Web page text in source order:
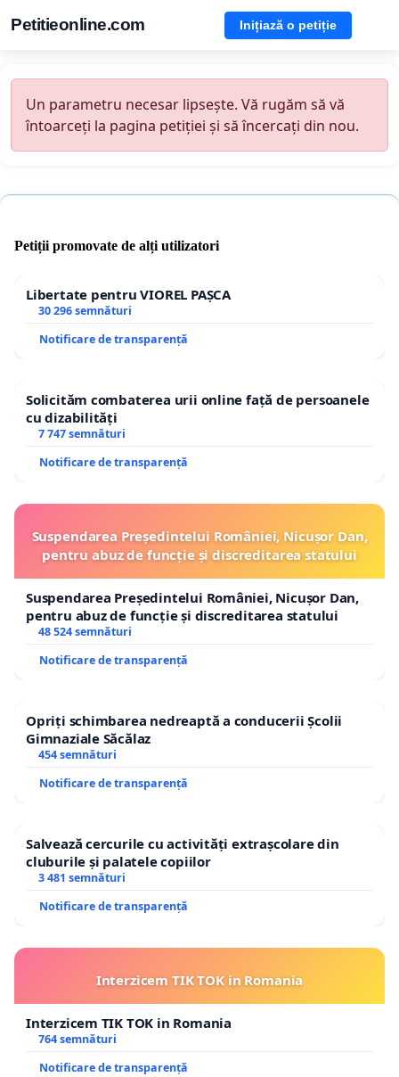
Petitieonline.com Inițiază o petiție
Un parametru necesar lipsește. Vă rugăm să vă
întoarceți la pagina petiției și să încercați din nou.
Petiții promovate de alți utilizatori
Libertate pentru VIOREL PAȘCA
30 296 semnături
Notificare de transparență
Solicităm combaterea urii online față de persoanele
cu dizabilități
7 747 semnături
Notificare de transparență
Suspendarea Președintelui României, Nicușor Dan,
pentru abuz de funcție și discreditarea statului
Suspendarea Președintelui României, Nicușor Dan,
pentru abuz de funcție și discreditarea statului
48 524 semnături
Notificare de transparență
Opriți schimbarea nedreaptă a conducerii Școlii
Gimnaziale Săcălaz
454 semnături
Notificare de transparență
Salvează cercurile cu activități extrașcolare din
cluburile și palatele copiilor
3 481 semnături
Notificare de transparență
Interzicem TIK TOK in Romania
Interzicem TIK TOK in Romania
764 semnături
Notificare de transparență